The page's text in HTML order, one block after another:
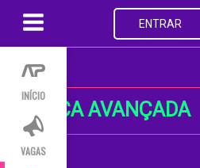
INÍCIO
VAGAS
ENTRAR
BUSCA AVANÇADA